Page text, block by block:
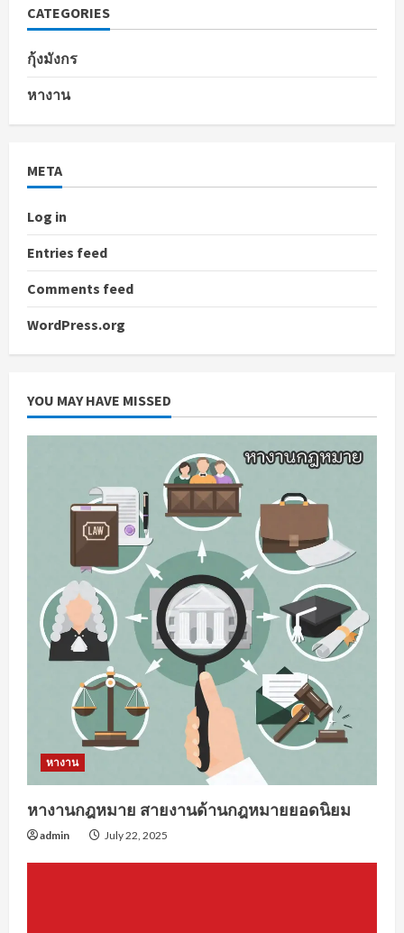
CATEGORIES
กุ้งมังกร
หางาน
META
Log in
Entries feed
Comments feed
WordPress.org
YOU MAY HAVE MISSED
หางาน
หางานกฎหมาย สายงานด้านกฎหมายยอดนิยม
admin July 22, 2025